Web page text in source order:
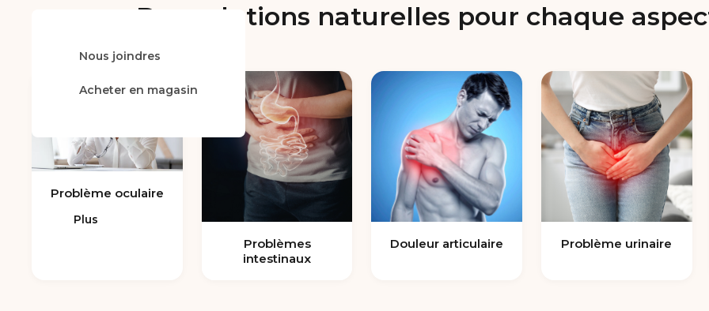
Nous joindres
Acheter en magasin
Plus
Des solutions naturelles pour chaque
Problème oculaire
Problèmes
intestinaux
Douleur articulaire Problème urinaire